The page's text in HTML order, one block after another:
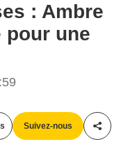
: Ambre
pour une
Suivez-nous